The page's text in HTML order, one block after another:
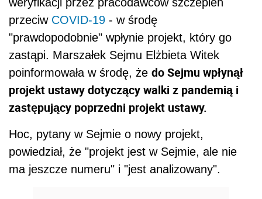
przeciw COVID-19 - w środę
"prawdopodobnie" wpłynie projekt, który go
zastąpi. Marszałek Sejmu Elżbieta Witek
poinformowała w środę, że do Sejmu wpłynął
projekt ustawy dotyczący walki z pandemią i
zastępujący poprzedni projekt ustawy.
Hoc, pytany w Sejmie o nowy projekt,
powiedział, że "projekt jest w Sejmie, ale nie
ma jeszcze numeru" i "jest analizowany".